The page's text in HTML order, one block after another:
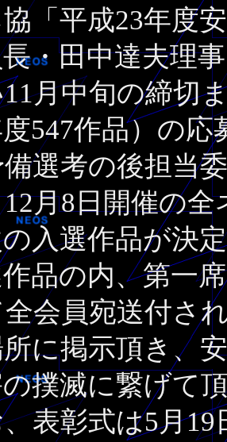
「平成23年度
・田中達夫理
月中旬の締切
度547作品）の
選考の後担当
月8日開催の
入選作品が決
の内、第一席
会員宛送付さ
に掲示頂き、
撲滅に繋げて
彰式は5月19